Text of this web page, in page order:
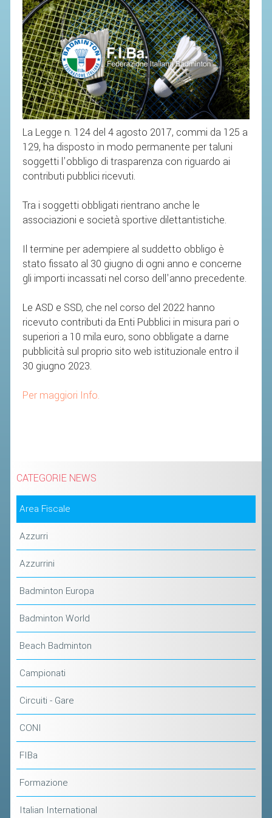
La Legge n. 124 del 4 agosto 2017, commi da 125 a
129, ha disposto in modo permanente per taluni
soggetti l’obbligo di trasparenza con riguardo ai
contributi pubblici ricevuti.
Tra i soggetti obbligati rientrano anche le
associazioni e società sportive dilettantistiche.
Il termine per adempiere al suddetto obbligo è
stato fissato al 30 giugno di ogni anno e concerne
gli importi incassati nel corso dell'anno precedente.
Le ASD e SSD, che nel corso del 2022 hanno
ricevuto contributi da Enti Pubblici in misura pari o
superiori a 10 mila euro, sono obbligate a darne
pubblicità sul proprio sito web istituzionale entro il
30 giugno 2023.
Per maggiori Info.
CATEGORIE NEWS
Area Fiscale
Azzurri
Azzurrini
Badminton Europa
Badminton World
Beach Badminton
Campionati
Circuiti - Gare
CONI
FIBa
Formazione
Italian International
SEGRETERIA FEDERALE
CONTATTI
AVVISI E BANDI
CIRCOLARI
RESPONSABILITÀ SOCIALE
SAFEGUARDING
RICHIESTA PATROCINIO
GIUSTIZIA FEDERALE
PROVVEDIMENTI
MAGLIA AZZURRA
STAFF TECNICO
CTF – PALABADMINTON
ATLETI D'INTERESSE NAZIONALE
ACCEDI AL TESSERAMENTO ON
MODULI
AFFILIARE UN ESD
GARE ED EVENTI
COMUNICATI
CLASSIFICHE NAZIONALI